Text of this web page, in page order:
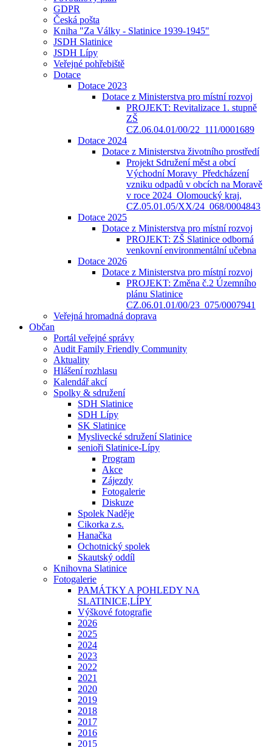
GDPR
Česká pošta
Kniha "Za Války - Slatinice 1939-1945"
JSDH Slatinice
JSDH Lípy
Veřejné pohřebiště
Dotace
Dotace 2023
Dotace z Ministerstva pro místní rozvoj
PROJEKT: Revitalizace 1. stupně
ZŠ
CZ.06.04.01/00/22_111/0001689
Dotace 2024
Dotace z Ministerstva životního prostředí
Projekt Sdružení měst a obcí
Východní Moravy_Předcházení
vzniku odpadů v obcích na Moravě
v roce 2024_Olomoucký kraj,
CZ.05.01.05/XX/24_068/0004843
Dotace 2025
Dotace z Ministerstva pro místní rozvoj
PROJEKT: ZŠ Slatinice odborná
venkovní environmentální učebna
Dotace 2026
Dotace z Ministerstva pro místní rozvoj
PROJEKT: Změna č.2 Územního
plánu Slatinice
CZ.06.01.01/00/23_075/0007941
Veřejná hromadná doprava
Občan
Portál veřejné správy
Audit Family Friendly Community
Aktuality
Hlášení rozhlasu
Kalendář akcí
Spolky & sdružení
SDH Slatinice
SDH Lípy
SK Slatinice
Myslivecké sdružení Slatinice
senioři Slatinice-Lípy
Program
Akce
Zájezdy
Fotogalerie
Diskuze
Spolek Naděje
Cikorka z.s.
Hanačka
Ochotnický spolek
Skautský oddíl
Knihovna Slatinice
Fotogalerie
PAMÁTKY A POHLEDY NA
SLATINICE,LÍPY
Výškové fotografie
2026
2025
2024
2023
2022
2021
2020
2019
2018
2017
2016
2015